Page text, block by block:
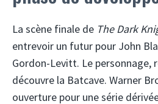
La scène finale de The Dark
entrevoir un futur pour John
Gordon-Levitt. Le personnage,
découvre la Batcave. Warner
ouverture pour une série